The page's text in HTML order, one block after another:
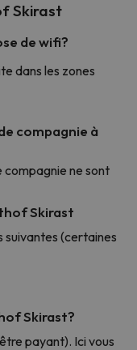
Skirast
de wifi?
dans les zones
compagnie à
compagnie ne sont
Skirast
suivantes (certaines
Skirast?
payant). Ici vous